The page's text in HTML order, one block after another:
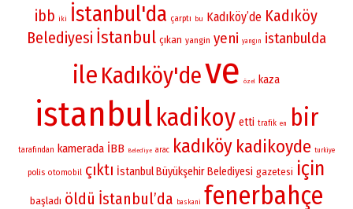
ibb iki İstanbul'da çarptı bu Kadıköy’de Kadıköy
Belediyesi İstanbul çıkan yangin yeni yangın istanbulda
ile Kadıköy'deve özel kaza
istanbulkadikoy etti trafik en bir
tarafından kamerada İBB Belediye arac kadıköy kadikoyde turkiye
polis otomobil çıktı İstanbul Büyükşehir Belediyesi gazetesi için
başladı öldü İstanbul’da baskani fenerbahçe